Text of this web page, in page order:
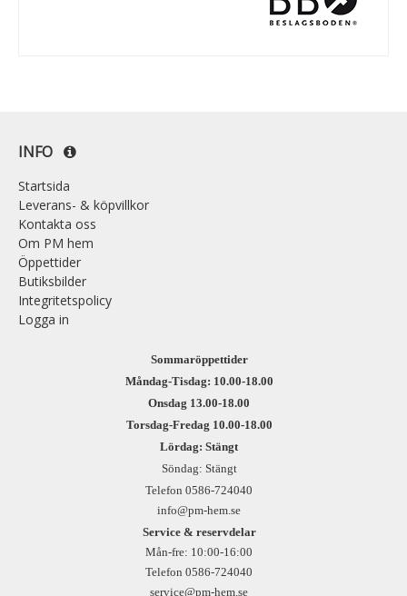
INFO
Startsida
Leverans- & köpvillkor
Kontakta oss
Om PM hem
Öppettider
Butiksbilder
Integritetspolicy
Logga in
Sommaröppettider
Måndag-Tisdag: 10.00-18.00
Onsdag 13.00-18.00
Torsdag-Fredag 10.00-18.00
Lördag: Stängt
Söndag: Stängt
Telefon 0586-724040
info@pm-hem.se
Service & reservdelar
Mån-fre: 10:00-16:00
Telefon 0586-724040
service@pm-hem.se